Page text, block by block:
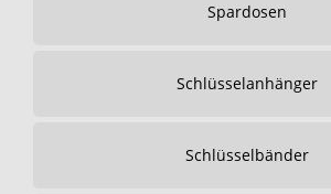
Spardosen
Schlüsselanhänger
Schlüsselbänder